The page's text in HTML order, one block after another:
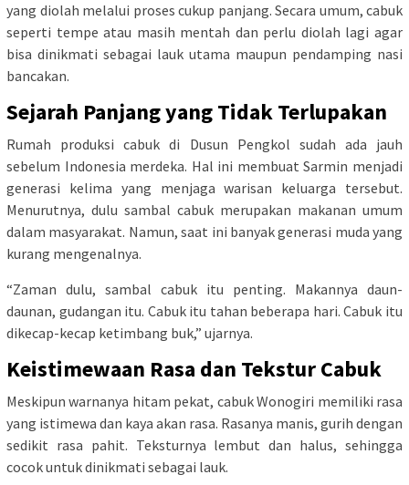
yang diolah melalui proses cukup panjang. Secara umum, cabuk
seperti tempe atau masih mentah dan perlu diolah lagi agar
bisa dinikmati sebagai lauk utama maupun pendamping nasi
bancakan.
Sejarah Panjang yang Tidak Terlupakan
Rumah produksi cabuk di Dusun Pengkol sudah ada jauh
sebelum Indonesia merdeka. Hal ini membuat Sarmin menjadi
generasi kelima yang menjaga warisan keluarga tersebut.
Menurutnya, dulu sambal cabuk merupakan makanan umum
dalam masyarakat. Namun, saat ini banyak generasi muda yang
kurang mengenalnya.
“Zaman dulu, sambal cabuk itu penting. Makannya daun-
daunan, gudangan itu. Cabuk itu tahan beberapa hari. Cabuk itu
dikecap-kecap ketimbang buk,” ujarnya.
Keistimewaan Rasa dan Tekstur Cabuk
Meskipun warnanya hitam pekat, cabuk Wonogiri memiliki rasa
yang istimewa dan kaya akan rasa. Rasanya manis, gurih dengan
sedikit rasa pahit. Teksturnya lembut dan halus, sehingga
cocok untuk dinikmati sebagai lauk.